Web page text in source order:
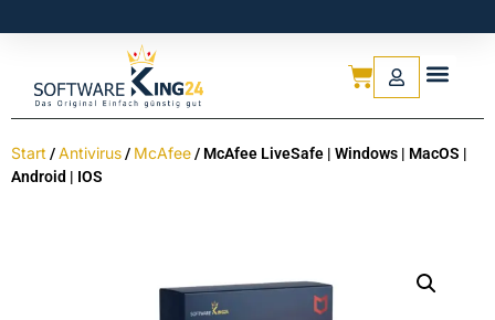
Start /Antivirus/ McAfee/ McAfee LiveSafe | Windows | MacOS |
Android | IOS